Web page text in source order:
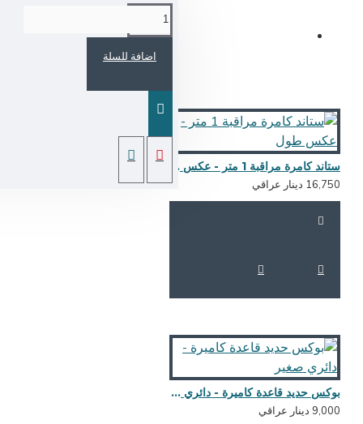
ستاند كامرة مراقبة 1 متر - عكس طول
بوكس حديد قاعدة كاميرة - دائري صغير